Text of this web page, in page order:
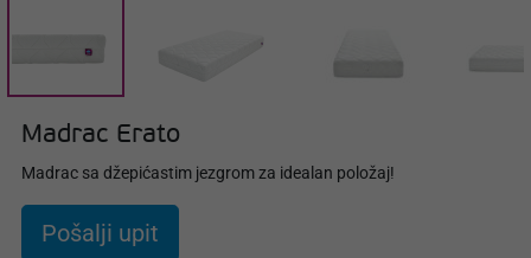
Madrac Erato
Madrac sa džepićastim jezgrom za idealan položaj!
Pošalji upit